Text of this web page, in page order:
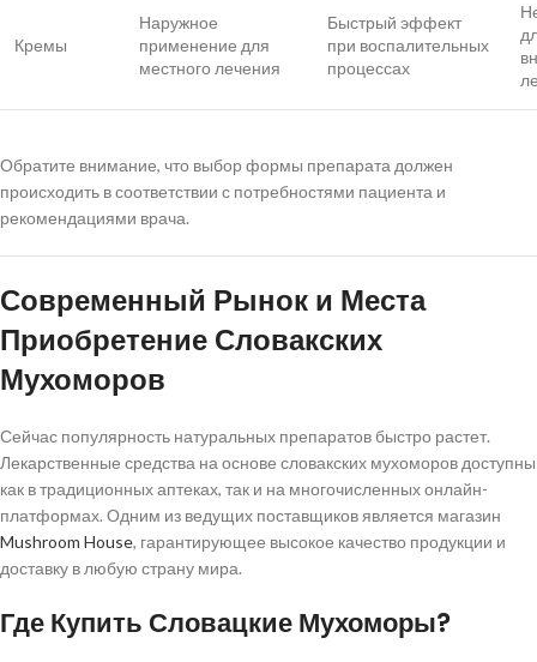
Кремы
Наружное
применение для
местного лечения
Быстрый эффект
при воспалительных
процессах
Обратите внимание, что выбор формы препарата должен
происходить в соответствии с потребностями пациента и
рекомендациями врача.
Современный Рынок и Места
Приобретение Словакских
Мухоморов
Сейчас популярность натуральных препаратов быстро растет.
Лекарственные средства на основе словакских мухоморов доступны
как в традиционных аптеках, так и на многочисленных онлайн-
платформах. Одним из ведущих поставщиков является магазин
Mushroom House, гарантирующее высокое качество продукции и
доставку в любую страну мира.
Где Купить Словацкие Мухоморы?